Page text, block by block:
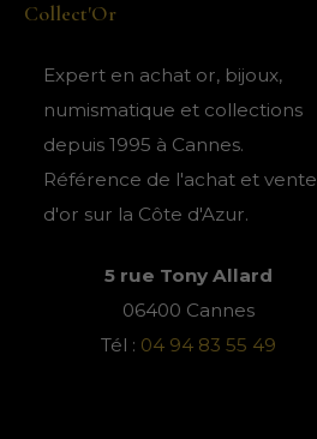
Collect'Or
Expert en achat or, bijoux,
numismatique et collections
depuis 1995 à Cannes.
Référence de l'achat et vente
d'or sur la Côte d'Azur.
5 rue Tony Allard
06400 Cannes
Tél : 04 94 83 55 49